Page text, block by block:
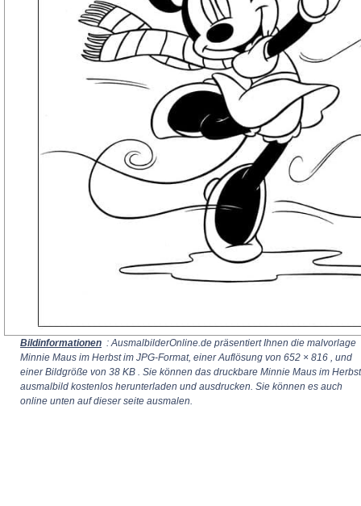
Bildinformationen : AusmalbilderOnline.de präsentiert Ihnen die malvorlage
Minnie Maus im Herbst im JPG-Format, einer Auflösung von 652 × 816 , und
einer Bildgröße von 38 KB . Sie können das druckbare Minnie Maus im Herbst
ausmalbild kostenlos herunterladen und ausdrucken. Sie können es auch
online unten auf dieser seite ausmalen.